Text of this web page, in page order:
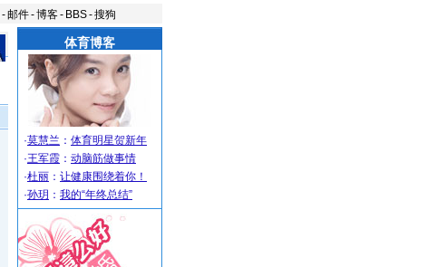
-邮件-博客- BBS-搜狗
体育博客
·莫慧兰 ： 体育明星贺新年
·王军霞 ： 动脑筋做事情
·杜丽 ： 让健康围绕着你！
·孙玥 ： 我的“年终总结”